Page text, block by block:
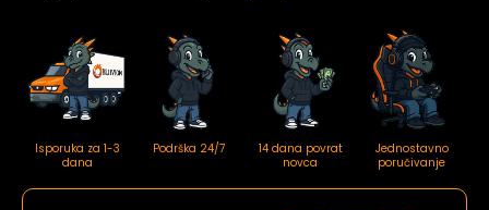
Isporuka za 1-3
dana
Podrška 24/7
14 dana povrat
novca
Jednostavno
poručivanje